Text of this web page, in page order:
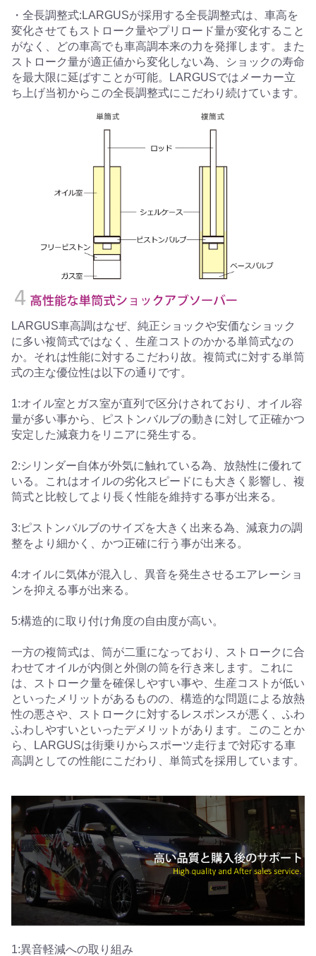
・全長調整式:LARGUSが採用する全長調整式は、車高を
変化させてもストローク量やプリロード量が変化すること
がなく、どの車高でも車高調本来の力を発揮します。また
ストローク量が適正値から変化しない為、ショックの寿命
を最大限に延ばすことが可能。LARGUSではメーカー立
ち上げ当初からこの全長調整式にこだわり続けています。
LARGUS車高調はなぜ、純正ショックや安価なショック
に多い複筒式ではなく、生産コストのかかる単筒式なの
か。それは性能に対するこだわり故。複筒式に対する単筒
式の主な優位性は以下の通りです。
1:オイル室とガス室が直列で区分けされており、オイル容
量が多い事から、ピストンバルブの動きに対して正確かつ
安定した減衰力をリニアに発生する。
2:シリンダー自体が外気に触れている為、放熱性に優れて
いる。これはオイルの劣化スピードにも大きく影響し、複
筒式と比較してより長く性能を維持する事が出来る。
3:ピストンバルブのサイズを大きく出来る為、減衰力の調
整をより細かく、かつ正確に行う事が出来る。
4:オイルに気体が混入し、異音を発生させるエアレーショ
ンを抑える事が出来る。
5:構造的に取り付け角度の自由度が高い。
一方の複筒式は、筒が二重になっており、ストロークに合
わせてオイルが内側と外側の筒を行き来します。これに
は、ストローク量を確保しやすい事や、生産コストが低い
といったメリットがあるものの、構造的な問題による放熱
性の悪さや、ストロークに対するレスポンスが悪く、ふわ
ふわしやすいといったデメリットがあります。このことか
ら、LARGUSは街乗りからスポーツ走行まで対応する車
高調としての性能にこだわり、単筒式を採用しています。
1:異音軽減への取り組み